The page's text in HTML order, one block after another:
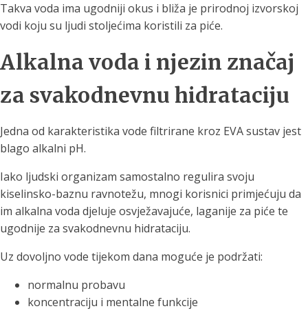
Takva voda ima ugodniji okus i bliža je prirodnoj izvorskoj
vodi koju su ljudi stoljećima koristili za piće.
Alkalna voda i njezin značaj
za svakodnevnu hidrataciju
Jedna od karakteristika vode filtrirane kroz EVA sustav jest
blago alkalni pH.
Iako ljudski organizam samostalno regulira svoju
kiselinsko-baznu ravnotežu, mnogi korisnici primjećuju da
im alkalna voda djeluje osvježavajuće, laganije za piće te
ugodnije za svakodnevnu hidrataciju.
Uz dovoljno vode tijekom dana moguće je podržati:
normalnu probavu
koncentraciju i mentalne funkcije